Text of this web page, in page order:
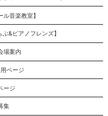
音楽教室】
&ピアノフレンズ】
場案内
ページ
ージ
集